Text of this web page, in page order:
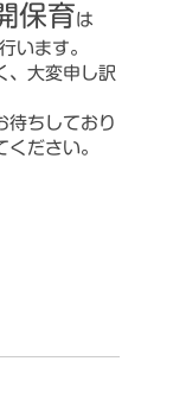
保育は
います。
、大変申し訳
待ちしており
ださい。